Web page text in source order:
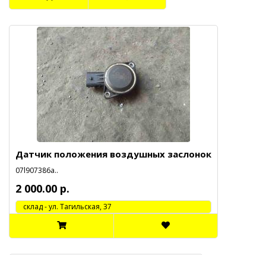
Датчик положения воздушных заслонок
07l907386a..
2 000.00 р.
cклад - ул. Тагильская, 37